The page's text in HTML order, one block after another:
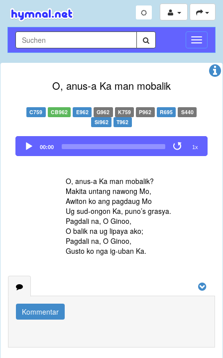
O, anus-a Ka man mobalik
C759 CB962 E962 G962 K759 P962 R695
S440
Si962
T962
Audio
Player
00:00 1x
O, anus-a Ka man mobalik?
Makita untang nawong Mo,
Awiton ko ang pagdaug Mo
Ug sud-ongon Ka, puno’s grasya.
Pagdali na, O Ginoo,
O balik na ug lipaya ako;
Pagdali na, O Ginoo,
Gusto ko nga ig-uban Ka.
Kommentar